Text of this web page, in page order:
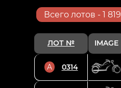
Всего лотов - 1 819
ЛОТ № IMAGE
A 0314